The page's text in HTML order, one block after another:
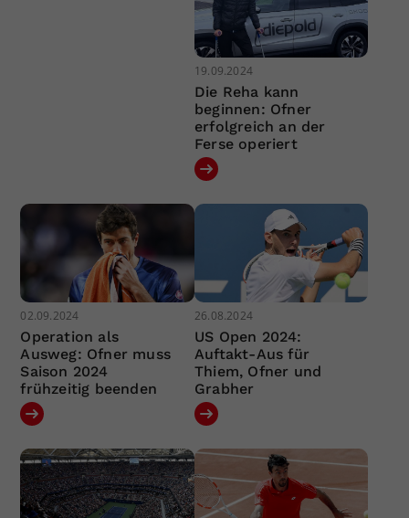
19.09.2024
Die Reha kann
beginnen: Ofner
erfolgreich an der
Ferse operiert
02.09.2024
Operation als
Ausweg: Ofner muss
Saison 2024
frühzeitig beenden
26.08.2024
US Open 2024:
Auftakt-Aus für
Thiem, Ofner und
Grabher